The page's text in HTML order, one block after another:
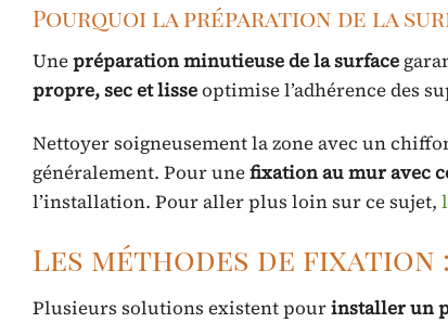
Pourquoi la préparation de la
Unepréparation minutieuse de la surface
propre, sec et lisseoptimise l’adhérence des
Nettoyer soigneusement la zone avec un
généralement. Pour unefixation au mur avec
l’installation. Pour aller plus loin sur ce sujet,
Les méthodes de fixation
Plusieurs solutions existent pourinstaller un